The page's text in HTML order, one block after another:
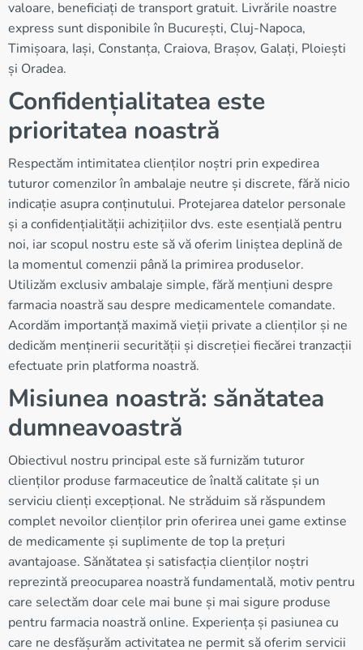
valoare, beneficiați de transport gratuit. Livrările noastre
express sunt disponibile în București, Cluj-Napoca,
Timișoara, Iași, Constanța, Craiova, Brașov, Galați, Ploiești
și Oradea.
Confidențialitatea este
prioritatea noastră
Respectăm intimitatea clienților noștri prin expedirea
tuturor comenzilor în ambalaje neutre și discrete, fără nicio
indicație asupra conținutului. Protejarea datelor personale
și a confidențialității achizițiilor dvs. este esențială pentru
noi, iar scopul nostru este să vă oferim liniștea deplină de
la momentul comenzii până la primirea produselor.
Utilizăm exclusiv ambalaje simple, fără mențiuni despre
farmacia noastră sau despre medicamentele comandate.
Acordăm importanță maximă vieții private a clienților și ne
dedicăm menținerii securității și discreției fiecărei tranzacții
efectuate prin platforma noastră.
Misiunea noastră: sănătatea
dumneavoastră
Obiectivul nostru principal este să furnizăm tuturor
clienților produse farmaceutice de înaltă calitate și un
serviciu clienți excepțional. Ne străduim să răspundem
complet nevoilor clienților prin oferirea unei game extinse
de medicamente și suplimente de top la prețuri
avantajoase. Sănătatea și satisfacția clienților noștri
reprezintă preocuparea noastră fundamentală, motiv pentru
care selectăm doar cele mai bune și mai sigure produse
pentru farmacia noastră online. Experiența și pasiunea cu
care ne desfășurăm activitatea ne permit să oferim servicii